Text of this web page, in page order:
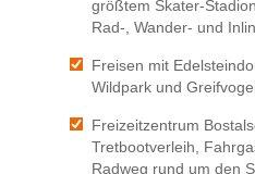
größtem Skater-
Rad-, Wander- und
Freisen mit
Wildpark und
Freizeitzentrum
Tretbootverleih,
Radweg rund um den